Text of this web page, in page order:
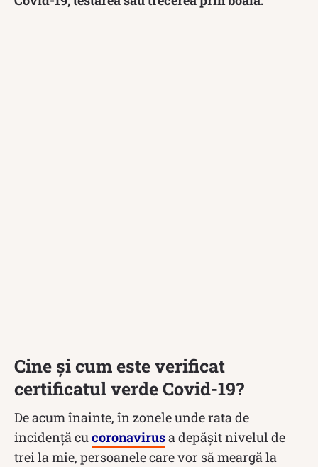
Cine și cum este verificat
certificatul verde Covid-19?
De acum înainte, în zonele unde rata de
incidență cu coronavirusa depășit nivelul de
trei la mie, persoanele care vor să meargă la